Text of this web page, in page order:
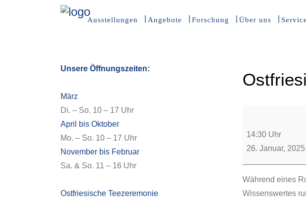
Ausstellungen Angebote Forschung Über uns Service
14:30 Uhr
26. Januar, 2025
Während eines
Wissenswertes
Unsere Öffnungszeiten:
März
Di. – So. 10 – 17 Uhr
April bis Oktober
Mo. – So. 10 – 17 Uhr
November bis Februar
Sa. & So. 11 – 16 Uhr
Ostfriesische Teezeremonie